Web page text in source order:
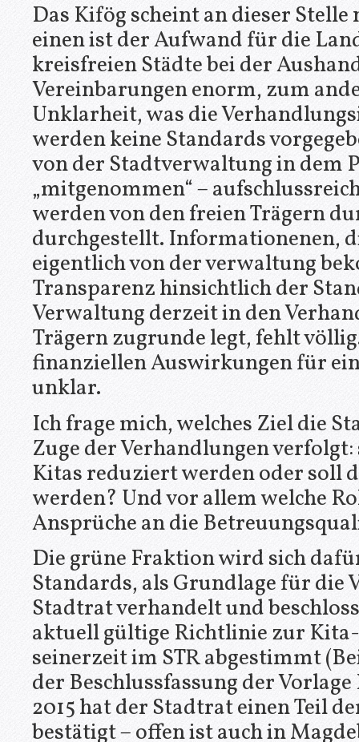
Das Kifög scheint an dieser
einen ist der Aufwand für die
kreisfreien Städte bei der
Vereinbarungen enorm, zum
Unklarheit, was die
werden keine Standards
von der Stadtverwaltung in dem
„mitgenommen“ –
werden von den freien Trägern
durchgestellt. Informationenen,
eigentlich von der verwaltung
Transparenz hinsichtlich der
Verwaltung derzeit in den
Trägern zugrunde legt, fehlt
finanziellen Auswirkungen für
unklar.
Ich frage mich, welches Ziel die
Zuge der Verhandlungen
Kitas reduziert werden oder soll
werden? Und vor allem welche
Ansprüche an die
Die grüne Fraktion wird sich
Standards, als Grundlage für die
Stadtrat verhandelt und
aktuell gültige Richtlinie zur
seinerzeit im STR abgestimmt
der Beschlussfassung der
2015 hat der Stadtrat einen Teil
bestätigt – offen ist auch in